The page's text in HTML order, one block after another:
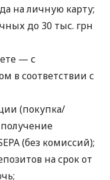
на личную карту;
до 30 тыс. грн
— с
в соответствии с
(покупка/
(без комиссий);
на срок от